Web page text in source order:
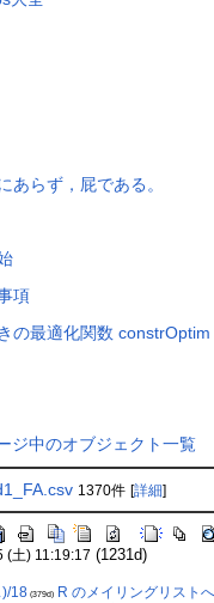
あらず，屁である。
項
の最適化関数 constrOptim
ジ中のオブジェクト一覧
1370件 [詳細]
(土) 11:19:17 (1231d)
)/18(379d) R のメイリングリスト